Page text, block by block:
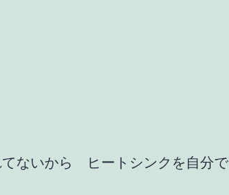
ないから ヒートシンクを自分で